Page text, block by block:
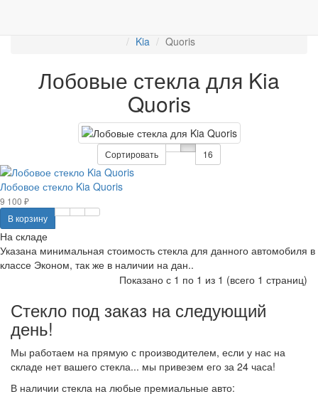
Kia
Quoris
Лобовые стекла для Kia
Quoris
Сортировать 16
Лобовое стекло Kia Quoris
9 100 ₽
В корзину
На складе
Указана минимальная стоимость стекла для данного автомобиля в
классе Эконом, так же в наличии на дан..
Показано с 1 по 1 из 1 (всего 1 страниц)
Стекло под заказ на следующий
день!
Мы работаем на прямую с производителем, если у нас на
складе нет вашего стекла... мы привезем его за 24 часа!
В наличии стекла на любые премиальные авто: